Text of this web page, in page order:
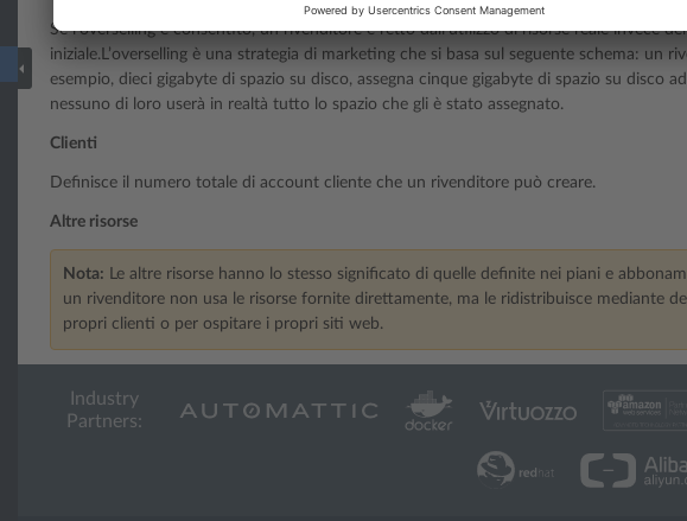
Se l’overselling è consentito, un rivenditore è retto dall’utilizzo di risorse reale invece
iniziale.L’overselling è una strategia di marketing che si basa sul seguente schema: un
esempio, dieci gigabyte di spazio su disco, assegna cinque gigabyte di spazio su disco
nessuno di loro userà in realtà tutto lo spazio che gli è stato assegnato.
Clienti
Definisce il numero totale di account cliente che un rivenditore può creare.
Altre risorse
Nota: Le altre risorse hanno lo stesso significato di quelle definite nei piani e
un rivenditore non usa le risorse fornite direttamente, ma le ridistribuisce mediante
propri clienti o per ospitare i propri siti web.
Industry
Partners: